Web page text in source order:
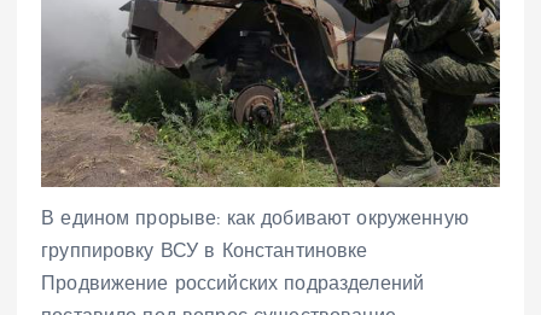
В едином прорыве: как добивают окруженную
группировку ВСУ в Константиновке
Продвижение российских подразделений